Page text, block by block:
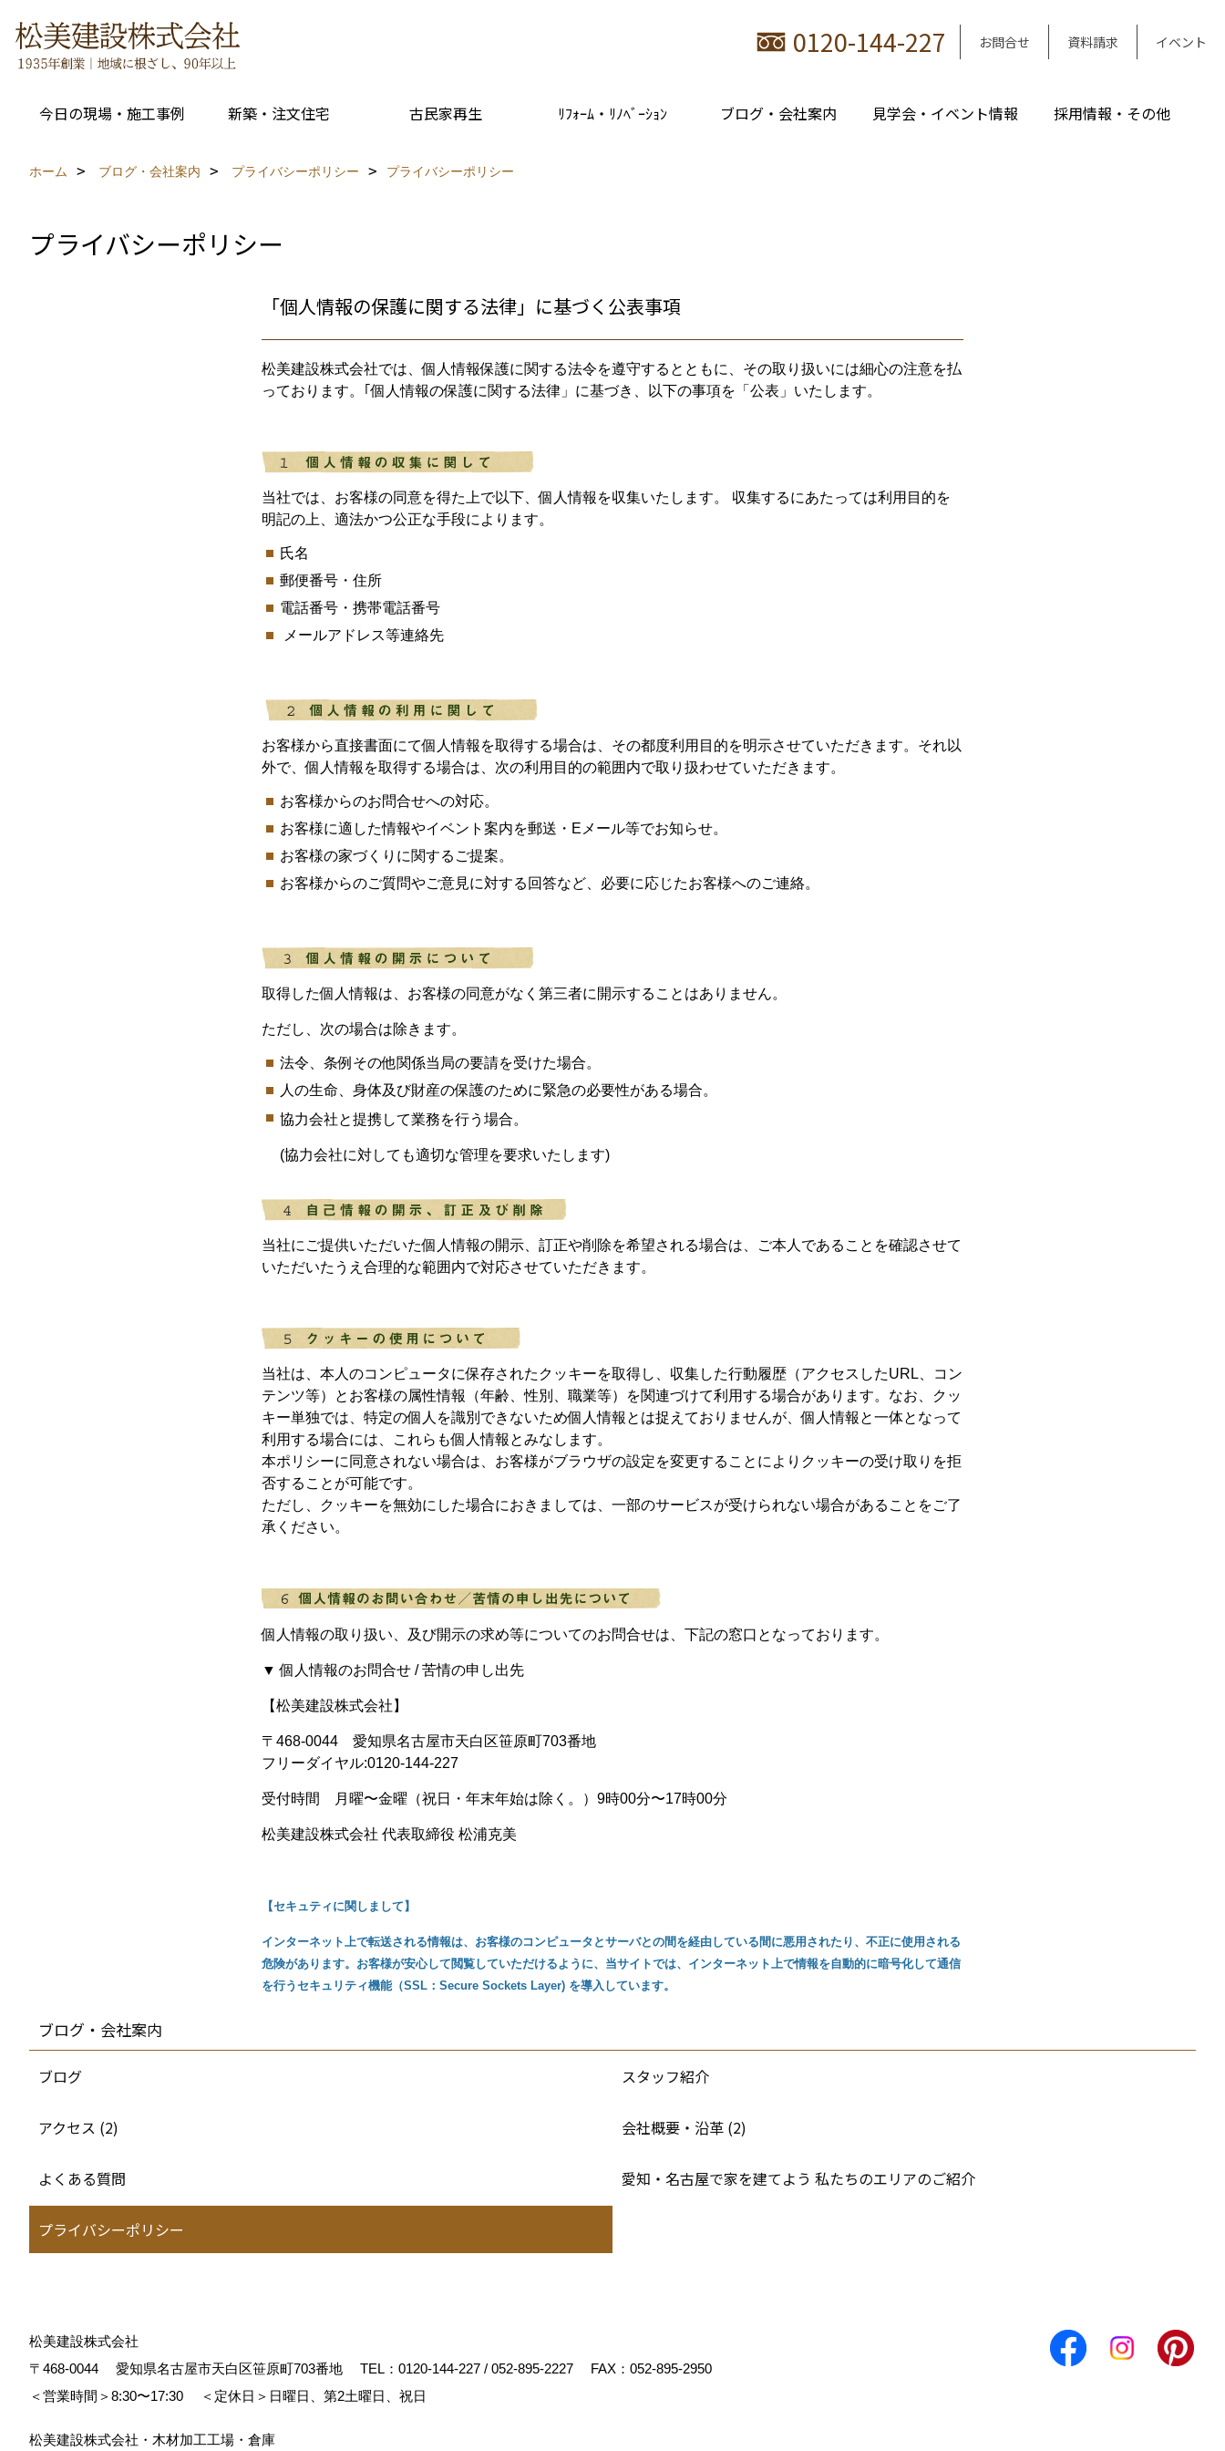
0120-144-227 お問合せ 資料請求 イベント
今日の現場・施工事例 新築・注文住宅 古民家再生 ﾘﾌｫｰﾑ・ﾘﾉﾍﾞｰｼｮﾝ ブログ・会社案内 見学会・イベント情報 採用情報・その他
ホーム ブログ・会社案内 プライバシーポリシー プライバシーポリシー
プライバシーポリシー
「個人情報の保護に関する法律」に基づく公表事項
松美建設株式会社では、個人情報保護に関する法令を遵守するとともに、その取り扱いには細心の注意を払
っております。｢個人情報の保護に関する法律」に基づき、以下の事項を「公表」いたします。
当社では、お客様の同意を得た上で以下、個人情報を収集いたします。 収集するにあたっては利用目的を
明記の上、適法かつ公正な手段によります。
氏名
郵便番号・住所
電話番号・携帯電話番号
メールアドレス等連絡先
お客様から直接書面にて個人情報を取得する場合は、その都度利用目的を明示させていただきます。それ以
外で、個人情報を取得する場合は、次の利用目的の範囲内で取り扱わせていただきます。
お客様からのお問合せへの対応。
お客様に適した情報やイベント案内を郵送・Eメール等でお知らせ。
お客様の家づくりに関するご提案。
お客様からのご質問やご意見に対する回答など、必要に応じたお客様へのご連絡。
取得した個人情報は、お客様の同意がなく第三者に開示することはありません。
ただし、次の場合は除きます。
法令、条例その他関係当局の要請を受けた場合。
人の生命、身体及び財産の保護のために緊急の必要性がある場合。
協力会社と提携して業務を行う場合。
(協力会社に対しても適切な管理を要求いたします)
当社にご提供いただいた個人情報の開示、訂正や削除を希望される場合は、ご本人であることを確認させて
いただいたうえ合理的な範囲内で対応させていただきます。
当社は、本人のコンピュータに保存されたクッキーを取得し、収集した行動履歴（アクセスしたURL、コン
テンツ等）とお客様の属性情報（年齢、性別、職業等）を関連づけて利用する場合があります。なお、クッ
キー単独では、特定の個人を識別できないため個人情報とは捉えておりませんが、個人情報と一体となって
利用する場合には、これらも個人情報とみなします。
本ポリシーに同意されない場合は、お客様がブラウザの設定を変更することによりクッキーの受け取りを拒
否することが可能です。
ただし、クッキーを無効にした場合におきましては、一部のサービスが受けられない場合があることをご了
承ください。
個人情報の取り扱い、及び開示の求め等についてのお問合せは、下記の窓口となっております。
▼ 個人情報のお問合せ / 苦情の申し出先
【松美建設株式会社】
〒468-0044 愛知県名古屋市天白区笹原町703番地
フリーダイヤル:0120-144-227
受付時間 月曜〜金曜（祝日・年末年始は除く。）9時00分〜17時00分
松美建設株式会社 代表取締役 松浦克美
【セキュティに関しまして】
インターネット上で転送される情報は、お客様のコンピュータとサーバとの間を経由している間に悪用されたり、不正に使用される
危険があります。 お客様が安心して閲覧していただけるように、当サイトでは、インターネット上で情報を自動的に暗号化して通信
を行うセキュリティ機能（SSL：Secure Sockets Layer) を導入しています。
ブログ・会社案内
ブログ スタッフ紹介
アクセス (2) 会社概要・沿革 (2)
よくある質問 愛知・名古屋で家を建てよう 私たちのエリアのご紹介
プライバシーポリシー
松美建設株式会社
〒468-0044
愛知県名古屋市天白区笹原町703番地 TEL： 0120-144-227 / 052-895-2227
FAX：052-895-2950
＜営業時間＞8:30〜17:30
＜定休日＞日曜日、第2土曜日、祝日
松美建設株式会社・木材加工工場・倉庫